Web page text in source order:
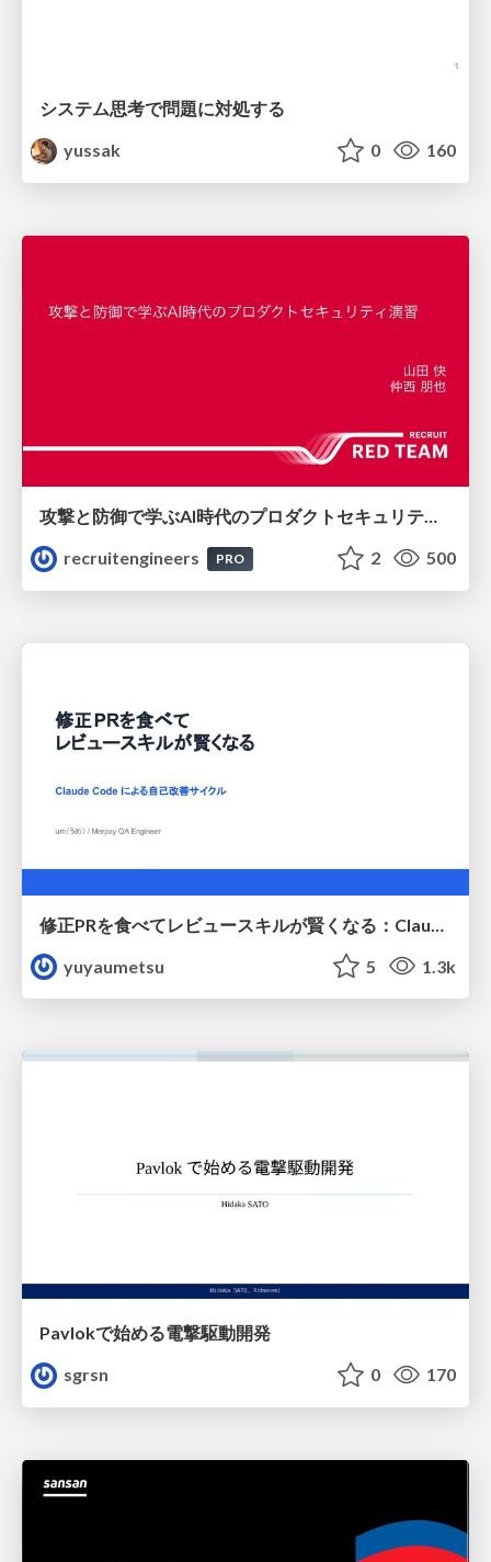
システム思考で問題に対処する
yussak
0 160
攻撃と防御で学ぶAI時代のプロダクトセキュリティ演習
recruitengineers
PRO 2 500
yuyaumetsu
5 1.3k
Pavlokで始める電撃駆動開発
sgrsn
0 170